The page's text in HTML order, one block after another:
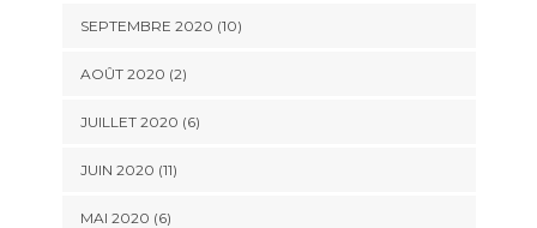
SEPTEMBRE 2020 (10)
AOÛT 2020 (2)
JUILLET 2020 (6)
JUIN 2020 (11)
MAI 2020 (6)